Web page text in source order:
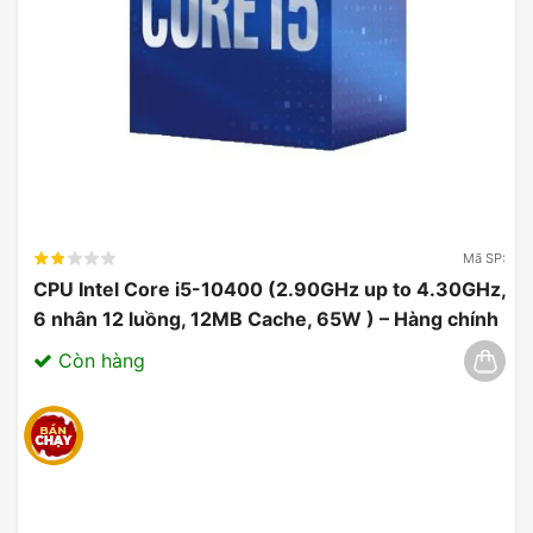
Hỗ Trợ Daisy Chain
giảm thiểu việc sắp xếp dây và cải thiện quản lý
dây cáp trong hệ thống.
Mã SP:
CPU Intel Core i5-10400 (2.90GHz up to 4.30GHz,
6 nhân 12 luồng, 12MB Cache, 65W ) – Hàng chính
hãng 03/2025
Còn hàng